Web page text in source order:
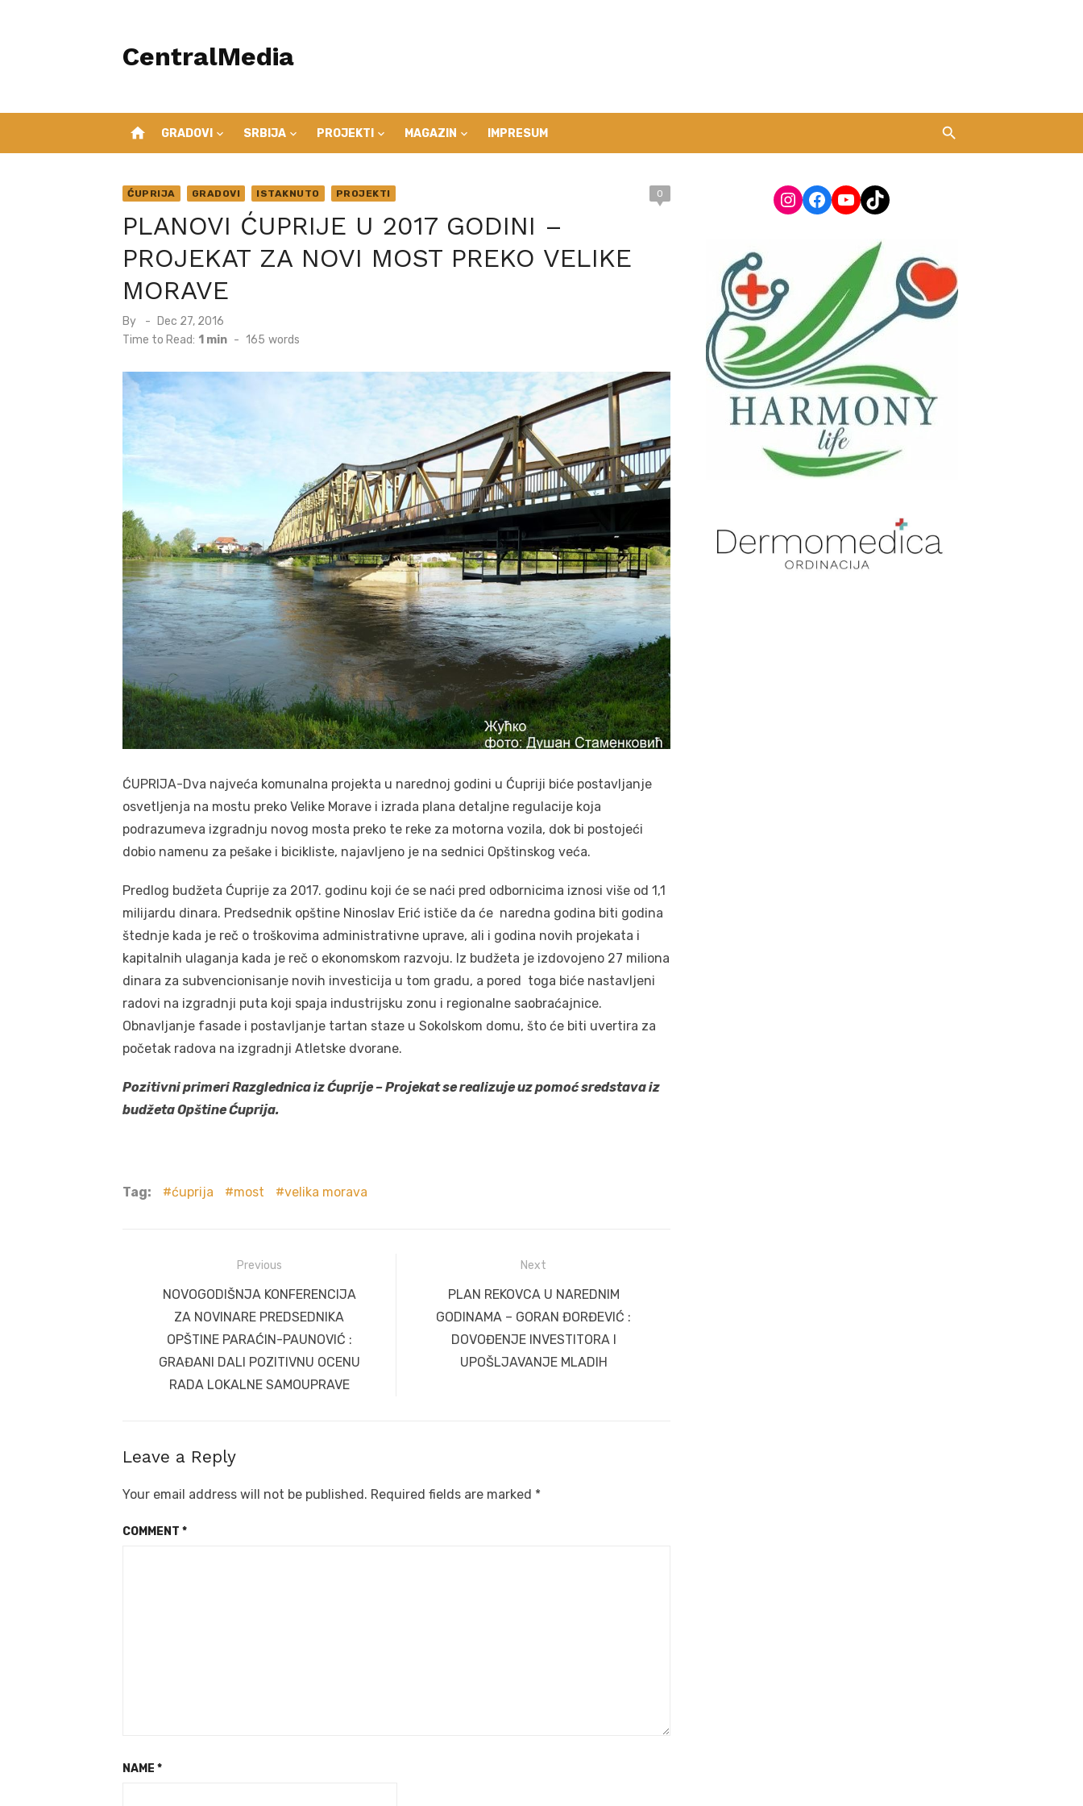
CentralMedia
home GRADOVI SRBIJA PROJEKTI MAGAZIN IMPRESUM
ĆUPRIJA GRADOVI ISTAKNUTO PROJEKTI 0
PLANOVI ĆUPRIJE U 2017 GODINI –
PROJEKAT ZA NOVI MOST PREKO VELIKE
MORAVE
By
Posted
on
Dec 27, 2016
Time to Read: 1 min - 165 words
ĆUPRIJA-Dva najveća komunalna projekta u narednoj godini u Ćupriji biće postavljanje
osvetljenja na mostu preko Velike Morave i izrada plana detaljne regulacije koja
podrazumeva izgradnju novog mosta preko te reke za motorna vozila, dok bi postojeći
dobio namenu za pešake i bicikliste, najavljeno je na sednici Opštinskog veća.
Predlog budžeta Ćuprije za 2017. godinu koji će se naći pred odbornicima iznosi više od 1,1
milijardu dinara. Predsednik opštine Ninoslav Erić ističe da će naredna godina biti godina
štednje kada je reč o troškovima administrativne uprave, ali i godina novih projekata i
kapitalnih ulaganja kada je reč o ekonomskom razvoju. Iz budžeta je izdovojeno 27 miliona
dinara za subvencionisanje novih investicija u tom gradu, a pored toga biće nastavljeni
radovi na izgradnji puta koji spaja industrijsku zonu i regionalne saobraćajnice.
Obnavljanje fasade i postavljanje tartan staze u Sokolskom domu, što će biti uvertira za
početak radova na izgradnji Atletske dvorane.
Pozitivni primeri Razglednica izĆuprije– Projekat se realizuje uz pomoć sredstava iz
budžeta Opštine Ćuprija.
Tag: ćuprija most velika morava
navigation
Previous
Previous
post:
NOVOGODIŠNJA KONFERENCIJA
ZA NOVINARE PREDSEDNIKA
OPŠTINE PARAĆIN-PAUNOVIĆ :
GRAĐANI DALI POZITIVNU OCENU
RADA LOKALNE SAMOUPRAVE
Next
Next
post:
PLAN REKOVCA U NAREDNIM
GODINAMA – GORAN ĐORĐEVIĆ :
DOVOĐENJE INVESTITORA I
UPOŠLJAVANJE MLADIH
Leave a Reply
Your email address will not be published. Required fields are marked *
COMMENT *
NAME *
Instagram
Facebook
YouTube
TikTok